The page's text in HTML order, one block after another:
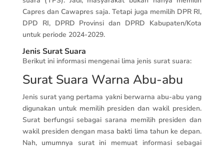
Capres dan Cawapres saja. Tetapi juga memilih DPR RI,
DPD RI, DPRD Provinsi dan DPRD Kabupaten/Kota
untuk periode 2024-2029.
Jenis Surat Suara
Berikut ini informasi mengenai lima jenis surat suara:
Surat Suara Warna Abu-abu
Jenis surat yang pertama yakni berwarna abu-abu yang
digunakan untuk memilih presiden dan wakil presiden.
Surat berfungsi sebagai sarana memilih presiden dan
wakil presiden dengan masa bakti lima tahun ke depan.
Nah, umumnya surat ini memuat informasi sebagai